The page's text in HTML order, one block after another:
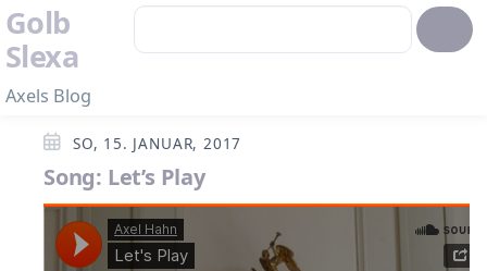
Golb
Slexa
Axels Blog
SO, 15. JANUAR, 2017
Song: Let’s Play